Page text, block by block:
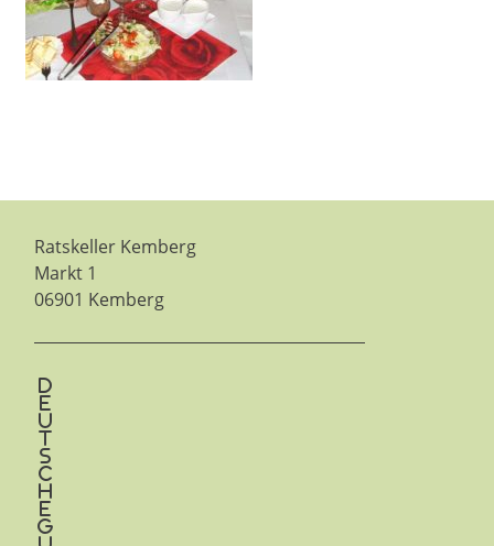
Ratskeller Kemberg
Markt 1
06901 Kemberg
d
e
u
t
s
c
h
e
g